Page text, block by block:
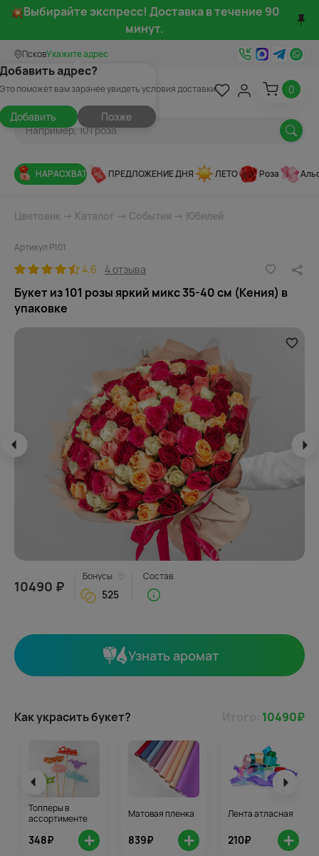
Выбирайте экспресс! Доставка в течение 90
минут.
ПсковУкажите адрес
адрес?
поможет вам заранее увидеть условия доставки
Добавить Позже
0
НАРАСХВАТ ПРЕДЛОЖЕНИЕ ДНЯ ЛЕТО Роза
Цветовик → Каталог → События → Юбилей
Артикул Р101
4.6 4 отзыва
Букет из 101 розы яркий микс 35-40 см (Кения) в
упаковке
10490 ₽
Бонусы
525
Состав
Узнать аромат
Как украсить букет? 10490₽
Топперы в
ассортименте
348₽ +
Матовая пленка
839₽ +
Лента атласная
210₽ +